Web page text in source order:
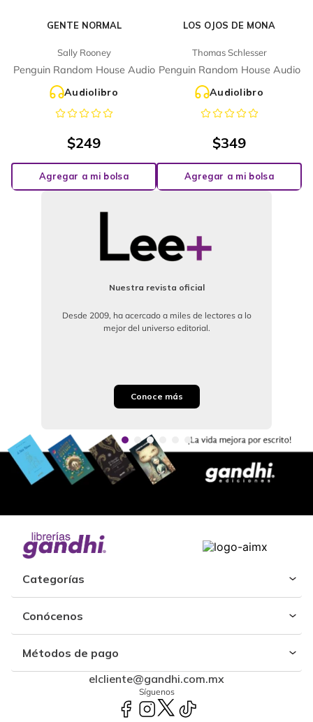
GENTE NORMAL
Sally Rooney
Penguin Random House Audio
Audiolibro
$249
Agregar a mi bolsa
LOS OJOS DE MONA
Thomas Schlesser
Penguin Random House Audio
Audiolibro
$349
Agregar a mi bolsa
Nuestra revista oficial
Desde 2009, ha acercado a miles de lectores a lo
mejor del universo editorial.
Conoce más
Categorías
Conócenos
Métodos de pago
elcliente@gandhi.com.mx
Síguenos